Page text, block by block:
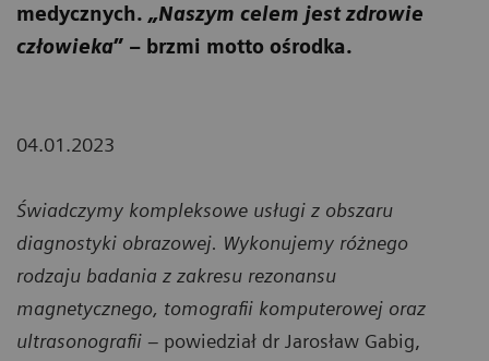
medycznych. „Naszym celem jest zdrowie
człowieka” – brzmi motto ośrodka.
04.01.2023
Świadczymy kompleksowe usługi z obszaru
diagnostyki obrazowej. Wykonujemy różnego
rodzaju badania z zakresu rezonansu
magnetycznego, tomografii komputerowej oraz
ultrasonografii – powiedział dr Jarosław Gabig,